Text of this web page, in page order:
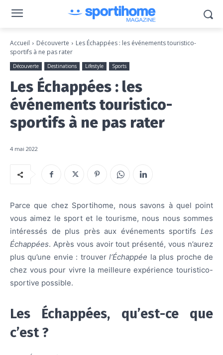
Accueil Découverte
Les Échappées : les événements touristico-
sportifs à ne pas rater
Découverte Destinations Lifestyle Sports
Les Échappées : les
événements touristico-
sportifs à ne pas rater
4 mai 2022
Parce que chez Sportihome, nous savons à quel point
vous aimez le sport et le tourisme, nous nous sommes
intéressés de plus près aux événements sportifs Les
Échappées. Après vous avoir tout présenté, vous n’aurez
plus qu’une envie : trouverl’Échappée la plus proche de
chez vous pour vivre la meilleure expérience touristico-
sportive possible.
Les Échappées, qu’est-ce que
c’est ?